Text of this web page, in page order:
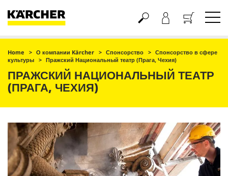
Корзина
Home О компании Kärcher Спонсорство
Спонсорство в сфере
культуры
Пражский Национальный театр (Прага, Чехия)
ПРАЖСКИЙ НАЦИОНАЛЬНЫЙ ТЕАТР
(ПРАГА, ЧЕХИЯ)